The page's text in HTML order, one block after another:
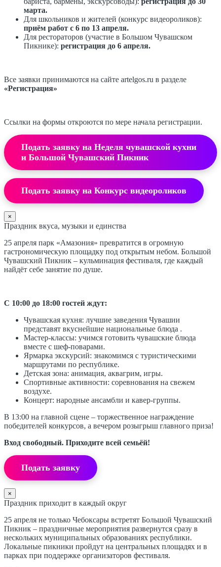
марта.
Для школьников и жителей (конкурс видеороликов):
приём работ с 6 по 13 апреля.
Для рестораторов (участие в Большом Чувашском
Пикнике): регистрация до 6 апреля.
Все заявки принимаются на сайте artelgos.ru в разделе
«Регистрация»
Ссылки на формы откроются по мере начала регистрации.
Подать заявку на Неделя чувашской кухни
и Большой Чувашский Пикник
Подать заявку на Конкурс видеороликов
×
Праздник вкуса, музыки и единства
25 апреля парк «Амазония» превратится в огромную
гастрономическую площадку под открытым небом. Большой
Чувашский Пикник – кульминация фестиваля, где каждый
найдёт себе занятие по душе.
С 10:00 до 18:00 гостей ждут:
Чувашская кухня: лучшие заведения Чувашии
представят вкуснейшие национальные блюда .
Мастер-классы: учимся готовить чувашские блюда
вместе с шеф-поварами.
Ярмарка экскурсий: знакомимся с туристическими
маршрутами по республике.
Детская зона: анимация, аквагрим, игры.
Спортивные активности: соревнования на свежем
воздухе.
Концерт: народные ансамбли и кавер-группы.
В 13:00 на главной сцене – торжественное награждение
победителей конкурсов, а вечером розыгрыш главного приза!
Вход свободный. Приходите всей семьёй!
Подать заявку
×
Праздник приходит в каждый округ
25 апреля не только Чебоксары встретят Большой Чувашский
Пикник – праздничные мероприятия развернутся сразу в
нескольких муниципальных образованиях республики.
Локальные пикники пройдут на центральных площадях и в
парках при поддержке организаторов фестиваля.